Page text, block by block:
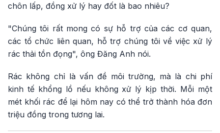
chôn lấp, đồng xử lý hay đốt là bao nhiêu?
"Chúng tôi rất mong có sự hỗ trợ của các cơ quan,
các tổ chức liên quan, hỗ trợ chúng tôi về việc xử lý
rác thải tồn đọng", ông Đăng Anh nói.
Rác không chỉ là vấn đề môi trường, mà là chi phí
kinh tế khổng lồ nếu không xử lý kịp thời. Mỗi một
mét khối rác để lại hôm nay có thể trở thành hóa đơn
triệu đồng trong tương lai.